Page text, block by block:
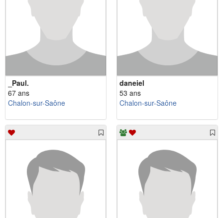
_Paul.
67 ans
Chalon-sur-Saône
daneiel
53 ans
Chalon-sur-Saône